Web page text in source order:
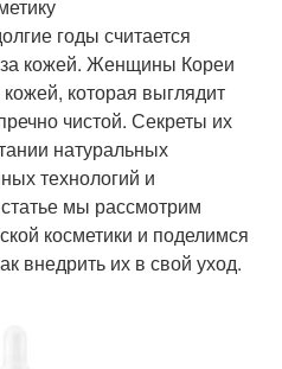
годы считается
кожей. Женщины Кореи
которая выглядит
чистой. Секреты их
натуральных
технологий и
мы рассмотрим
косметики и поделимся
внедрить их в свой уход.